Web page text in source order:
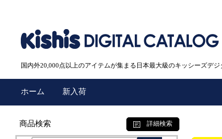
国内外20,000点以上のアイテムが集まる日本最大級のキッシーズデ
ホーム 新入荷
商品検索 詳細検索